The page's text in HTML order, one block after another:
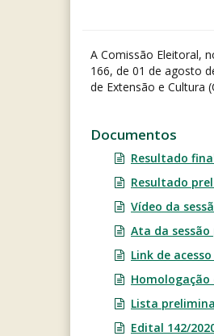
A Comissão Eleitoral,
166, de 01 de agosto
de Extensão e Cultura
Documentos
Resultado
Resultado
Vídeo da
Ata da
Link de
Homologação
Lista
Edital 142/